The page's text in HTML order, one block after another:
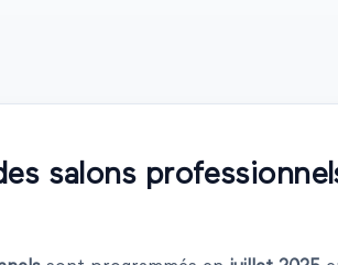
salons